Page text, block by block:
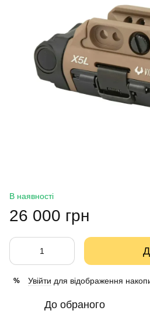
В наявності
26 000 грн
% Увійти для відображення
До обраного